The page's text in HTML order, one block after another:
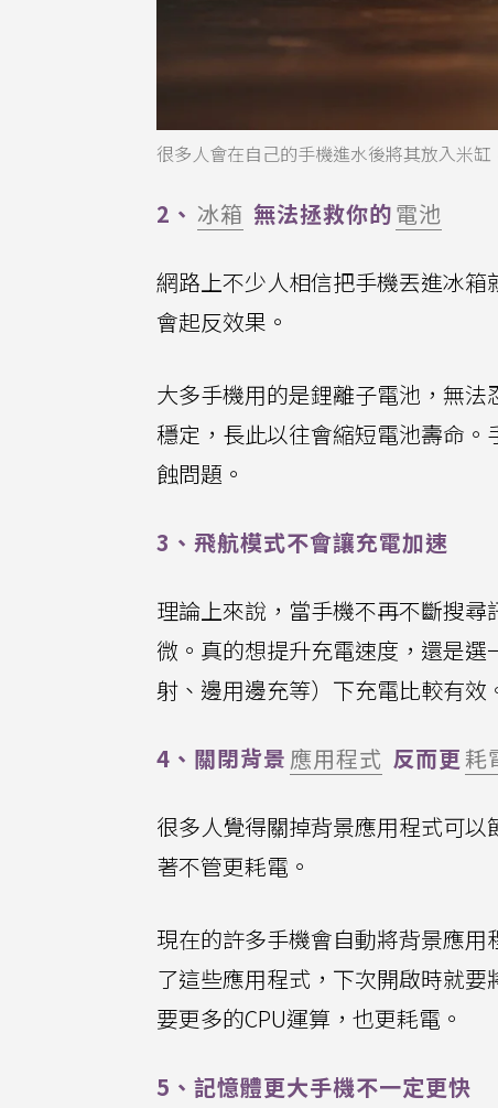
很多人會在自己的手機進水後將其放入米
2、 冰箱 無法拯救你的電池
網路上不少人相信把手機丟進冰
會起反效果。
大多手機用的是鋰離子電池，無
穩定，長此以往會縮短電池壽命
蝕問題。
3、飛航模式不會讓充電加速
理論上來說，當手機不再不斷搜
微。真的想提升充電速度，還是選
射、邊用邊充等）下充電比較有效
4、關閉背景 應用程式 反而更耗
很多人覺得關掉背景應用程式可以
著不管更耗電。
現在的許多手機會自動將背景應
了這些應用程式，下次開啟時就
要更多的CPU運算，也更耗電。
5、記憶體更大手機不一定更快